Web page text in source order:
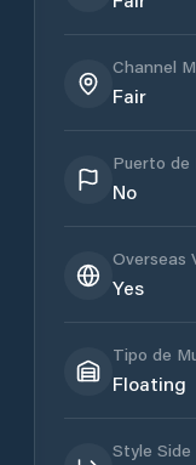
Channel
Fair
Puerto de
No
Overseas
Yes
Tipo de
Floating
Style Side